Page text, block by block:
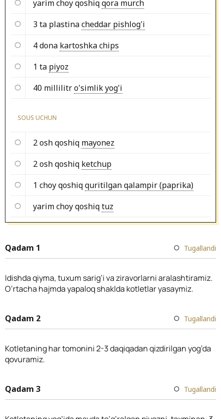
yarim choy qoshiqqora murch
3 ta plastinacheddar pishlog'i
4 dona kartoshka chips
1 ta piyoz
40 millilitro'simlik yog'i
SOUS UCHUN
2 osh qoshiq mayonez
2 osh qoshiq ketchup
1 choy qoshiqquritilgan qalampir (paprika)
yarim choy qoshiqtuz
Qadam 1 Tugallandi
Idishda qiyma, tuxum sarig’i va ziravorlarni aralashtiramiz.
O’rtacha hajmda yapaloq shaklda kotletlar yasaymiz.
Qadam 2 Tugallandi
Kotletaning har tomonini 2-3 daqiqadan qizdirilgan yog’da
qovuramiz.
Qadam 3 Tugallandi